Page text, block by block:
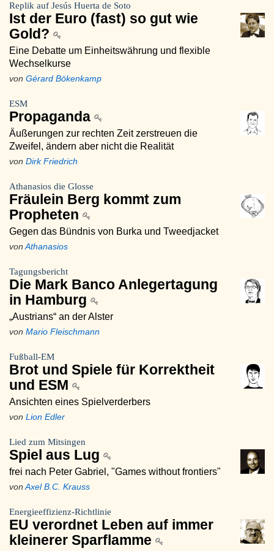
Replik auf Jesús Huerta de Soto
Ist der Euro (fast) so gut wie
Gold?
Eine Debatte um Einheitswährung und flexible
Wechselkurse
von Gérard Bökenkamp
ESM
Propaganda
Äußerungen zur rechten Zeit zerstreuen die
Zweifel, ändern aber nicht die Realität
von Dirk Friedrich
Athanasios die Glosse
Fräulein Berg kommt zum
Propheten
Gegen das Bündnis von Burka und Tweedjacket
von Athanasios
Tagungsbericht
Die Mark Banco Anlegertagung
in Hamburg
„Austrians“ an der Alster
von Mario Fleischmann
Fußball-EM
Brot und Spiele für Korrektheit
und ESM
Ansichten eines Spielverderbers
von Lion Edler
Lied zum Mitsingen
Spiel aus Lug
frei nach Peter Gabriel, "Games without frontiers"
von Axel B.C. Krauss
Energieeffizienz-Richtlinie
EU verordnet Leben auf immer
kleinerer Sparflamme